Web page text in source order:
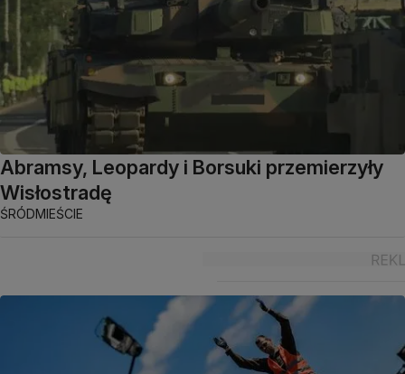
Abramsy, Leopardy i Borsuki przemierzyły
Wisłostradę
ŚRÓDMIEŚCIE